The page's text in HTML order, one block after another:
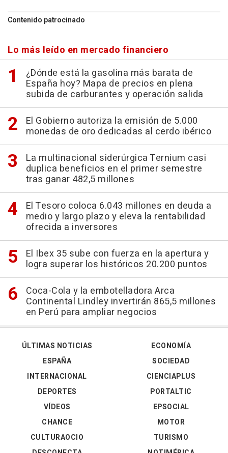
Contenido patrocinado
Lo más leído en mercado financiero
¿Dónde está la gasolina más barata de
España hoy? Mapa de precios en plena
subida de carburantes y operación salida
El Gobierno autoriza la emisión de 5.000
monedas de oro dedicadas al cerdo ibérico
La multinacional siderúrgica Ternium casi
duplica beneficios en el primer semestre
tras ganar 482,5 millones
El Tesoro coloca 6.043 millones en deuda a
medio y largo plazo y eleva la rentabilidad
ofrecida a inversores
El Ibex 35 sube con fuerza en la apertura y
logra superar los históricos 20.200 puntos
Coca-Cola y la embotelladora Arca
Continental Lindley invertirán 865,5 millones
en Perú para ampliar negocios
ÚLTIMAS NOTICIAS
ESPAÑA
INTERNACIONAL
DEPORTES
VÍDEOS
ECONOMÍA
SOCIEDAD
CIENCIAPLUS
PORTALTIC
EPSOCIAL
CHANCE
CULTURAOCIO
MOTOR
TURISMO